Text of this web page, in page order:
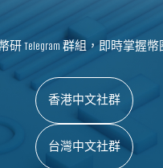
研 Telegram 群組，即時掌握幣
香港中文社群
台灣中文社群